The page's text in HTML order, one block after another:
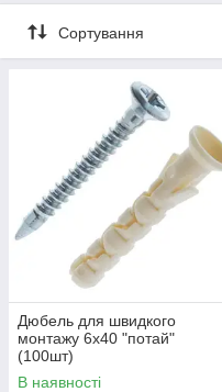
Сортування
Дюбель для швидкого
монтажу 6х40 "потай"
(100шт)
В наявності